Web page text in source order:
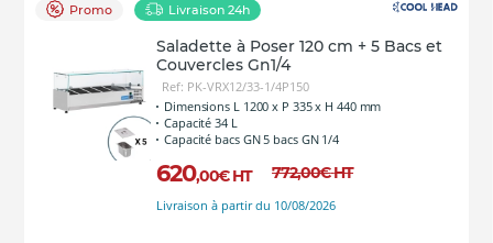
Promo Livraison 24h
Saladette à Poser 120 cm + 5 Bacs et
Couvercles Gn1/4
Ref: PK-VRX12/33-1/4P150
Dimensions L 1200 x P 335 x H 440 mm
Capacité 34 L
Capacité bacs GN 5 bacs GN 1/4
620,00€ HT 772,00€HT
Livraison à partir du 10/08/2026